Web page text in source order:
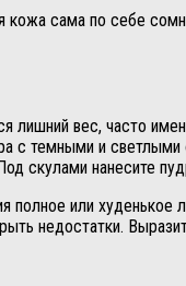
сама по себе
лишний вес, часто
с темными и
скулами нанесите
или худенькое
недостатки.